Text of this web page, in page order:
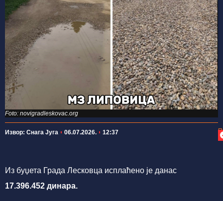
Foto: novigradleskovac.org
Извор: Снага Југа 06.07.2026. 12:37
Из буџета Града Лесковца исплаћено је данас
17.396.452 динара.